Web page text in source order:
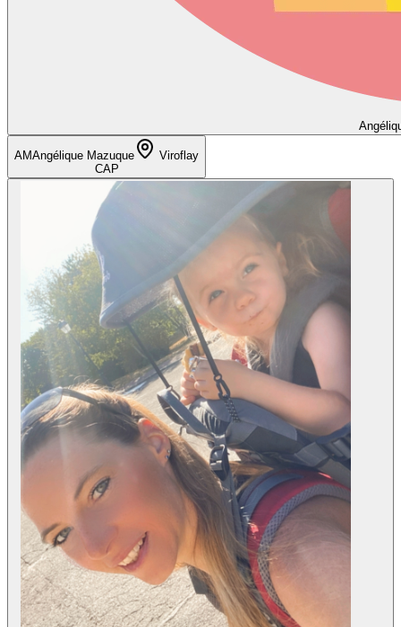
AMAngélique Mazuque
Viroflay
CAP